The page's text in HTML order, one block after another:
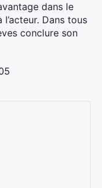
dans le
Dans tous
conclure son